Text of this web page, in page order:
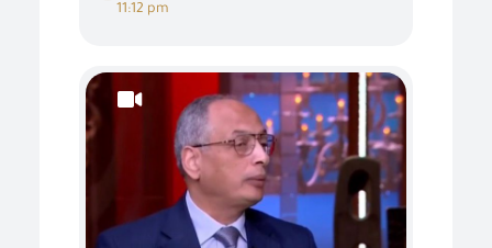
11:12 pm